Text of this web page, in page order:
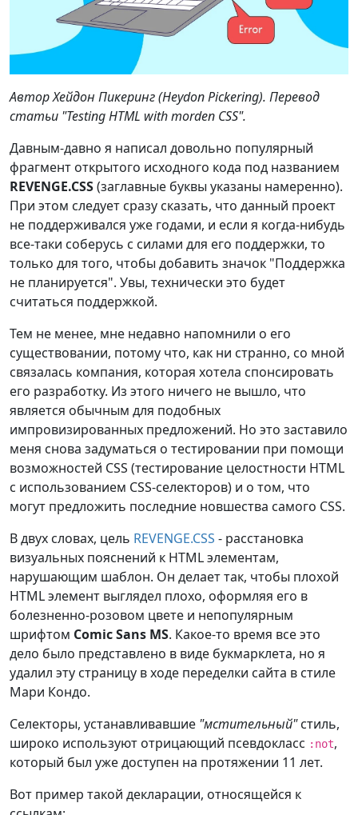
Автор Хейдон Пикеринг (Heydon Pickering). Перевод
статьи "Testing HTML with morden CSS".
Давным-давно я написал довольно популярный
фрагмент открытого исходного кода под названием
REVENGE.CSS(заглавные буквы указаны намеренно).
При этом следует сразу сказать, что данный проект
не поддерживался уже годами, и если я когда-нибудь
все-таки соберусь с силами для его поддержки, то
только для того, чтобы добавить значок "Поддержка
не планируется". Увы, технически это будет
считаться поддержкой.
Тем не менее, мне недавно напомнили о его
существовании, потому что, как ни странно, со мной
связалась компания, которая хотела спонсировать
его разработку. Из этого ничего не вышло, что
является обычным для подобных
импровизированных предложений. Но это заставило
меня снова задуматься о тестировании при помощи
возможностей CSS (тестирование целостности HTML
с использованием CSS-селекторов) и о том, что
могут предложить последние новшества самого CSS.
В двух словах, цель REVENGE.CSS - расстановка
визуальных пояснений к HTML элементам,
нарушающим шаблон. Он делает так, чтобы плохой
HTML элемент выглядел плохо, оформляя его в
болезненно-розовом цвете и непопулярным
шрифтом Comic Sans MS. Какое-то время все это
дело было представлено в виде букмарклета, но я
удалил эту страницу в ходе переделки сайта в стиле
Мари Кондо.
Селекторы, устанавливавшие "мстительный"стиль,
широко используют отрицающий псевдокласс :not,
который был уже доступен на протяжении 11 лет.
Вот пример такой декларации, относящейся к